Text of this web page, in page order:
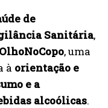
de
Sanitária,
, uma
à orientação e
e a
alcoólicas.